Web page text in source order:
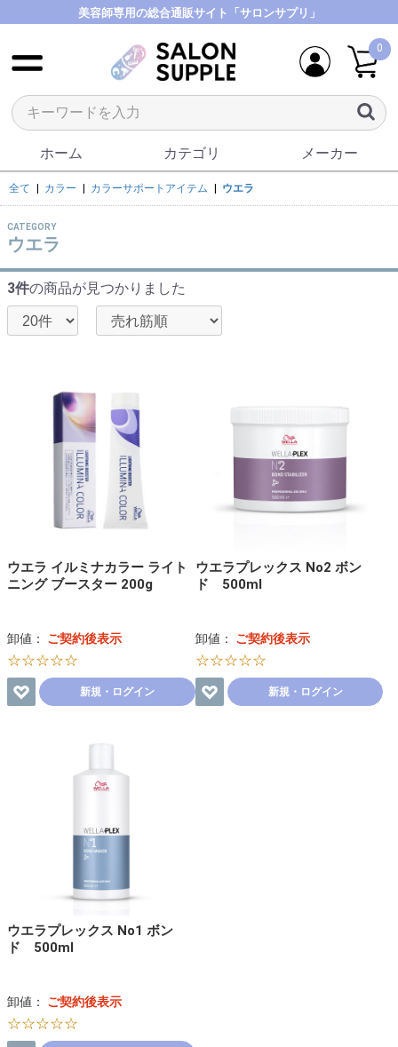
美容師専用の総合通販サイト「サロンサプリ」
0
ホーム カテゴリ メーカー
全て カラー カラーサポートアイテム ウエラ
CATEGORY
ウエラ
3件の商品が見つかりました
ウエラ イルミナカラー ライト
ニング ブースター 200g
卸値： ご契約後表示
☆☆☆☆☆
新規・ログイン
ウエラプレックス No2 ボン
ド 500ml
卸値： ご契約後表示
☆☆☆☆☆
新規・ログイン
ウエラプレックス No1 ボン
ド 500ml
卸値： ご契約後表示
☆☆☆☆☆